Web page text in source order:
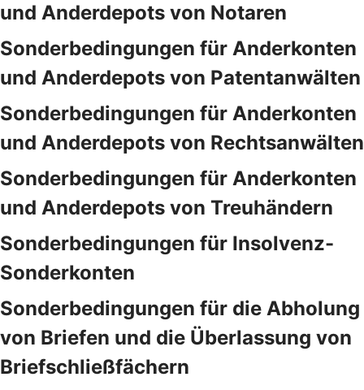
und Anderdepots von Notaren
Sonderbedingungen für Anderkonten
und Anderdepots von Patentanwälten
Sonderbedingungen für Anderkonten
und Anderdepots von Rechtsanwälten
Sonderbedingungen für Anderkonten
und Anderdepots von Treuhändern
Sonderbedingungen für Insolvenz-
Sonderkonten
Sonderbedingungen für die Abholung
von Briefen und die Überlassung von
Briefschließfächern